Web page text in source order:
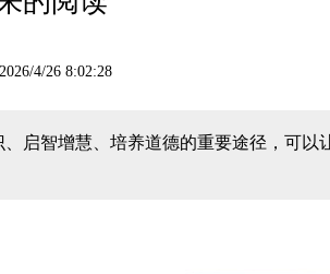
2026/4/26 8:02:28
启智增慧、培养道德的重要途径，可